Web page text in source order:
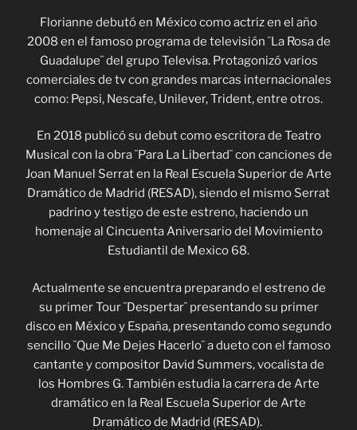
Florianne debutó en México como actriz en el año
2008 en el famoso programa de televisión ¨La Rosa de
Guadalupe¨ del grupo Televisa. Protagonizó varios
comerciales de tv con grandes marcas internacionales
como: Pepsi, Nescafe, Unilever, Trident, entre otros.
En 2018 publicó su debut como escritora de Teatro
Musical con la obra ¨Para La Libertad¨ con canciones de
Joan Manuel Serrat en la Real Escuela Superior de Arte
Dramático de Madrid (RESAD), siendo el mismo Serrat
padrino y testigo de este estreno, haciendo un
homenaje al Cincuenta Aniversario del Movimiento
Estudiantil de Mexico 68.
Actualmente se encuentra preparando el estreno de
su primer Tour ¨Despertar¨ presentando su primer
disco en México y España, presentando como segundo
sencillo ¨Que Me Dejes Hacerlo¨ a dueto con el famoso
cantante y compositor David Summers, vocalista de
los Hombres G. También estudia la carrera de Arte
dramático en la Real Escuela Superior de Arte
Dramático de Madrid (RESAD).